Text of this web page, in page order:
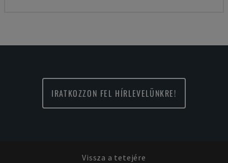
IRATKOZZON FEL HÍRLEVELÜNKRE!
Vissza a tetejére